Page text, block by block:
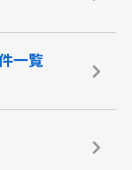
一覧